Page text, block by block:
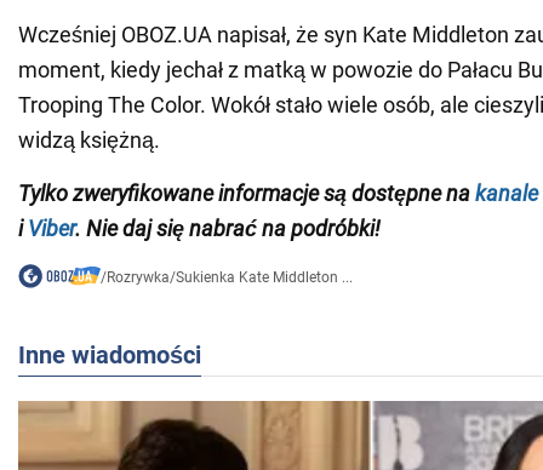
Wcześniej OBOZ.UA napisał, że syn Kate Middleton
moment, kiedy jechał z matką w powozie do Pałacu
Trooping The Color. Wokół stało wiele osób, ale
widzą księżną.
Tylko zweryfikowane informacje są dostępne nakanale
iViber. Nie daj się nabrać na podróbki!
/Rozrywka/Sukienka Kate Middleton ...
Inne wiadomości